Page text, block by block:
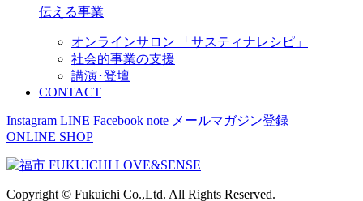
伝える事業
オンラインサロン 「サスティナレシピ」
社会的事業の支援
講演･登壇
CONTACT
Instagram LINE Facebook note メールマガジン登録
ONLINE SHOP
Copyright © Fukuichi Co.,Ltd. All Rights Reserved.